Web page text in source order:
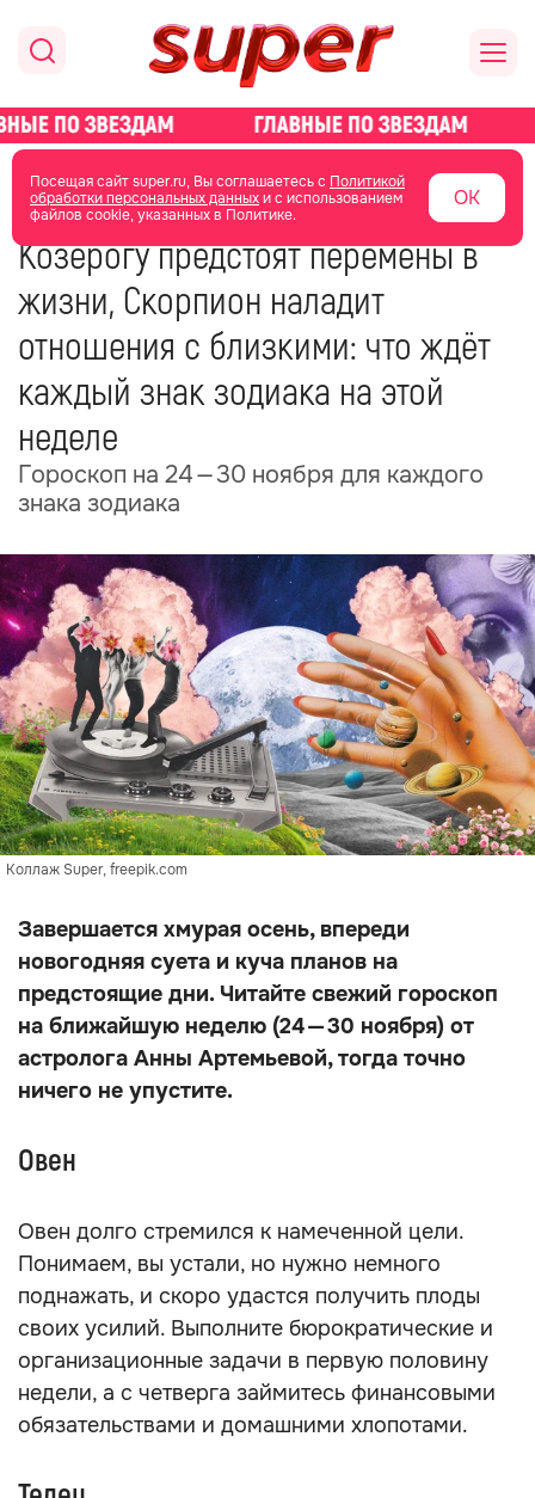
Посещая сайт super.ru, Вы соглашаетесь с Политикой
обработки персональных данныхи с использованием
файлов cookie, указанных в Политике.
ОК
главная стиль жизни гороскоп
23 ноября 2025 05:10
Козерогу предстоят перемены в
жизни, Скорпион наладит
отношения с близкими: что ждёт
каждый знак зодиака на этой
неделе
Гороскоп на 24 — 30 ноября для каждого
знака зодиака
Коллаж Super, freepik.com
Завершается хмурая осень, впереди
новогодняя суета и куча планов на
предстоящие дни. Читайте свежий гороскоп
на ближайшую неделю (24 — 30 ноября) от
астролога Анны Артемьевой, тогда точно
ничего не упустите.
Овен
Овен долго стремился к намеченной цели.
Понимаем, вы устали, но нужно немного
поднажать, и скоро удастся получить плоды
своих усилий. Выполните бюрократические и
организационные задачи в первую половину
недели, а с четверга займитесь финансовыми
обязательствами и домашними хлопотами.